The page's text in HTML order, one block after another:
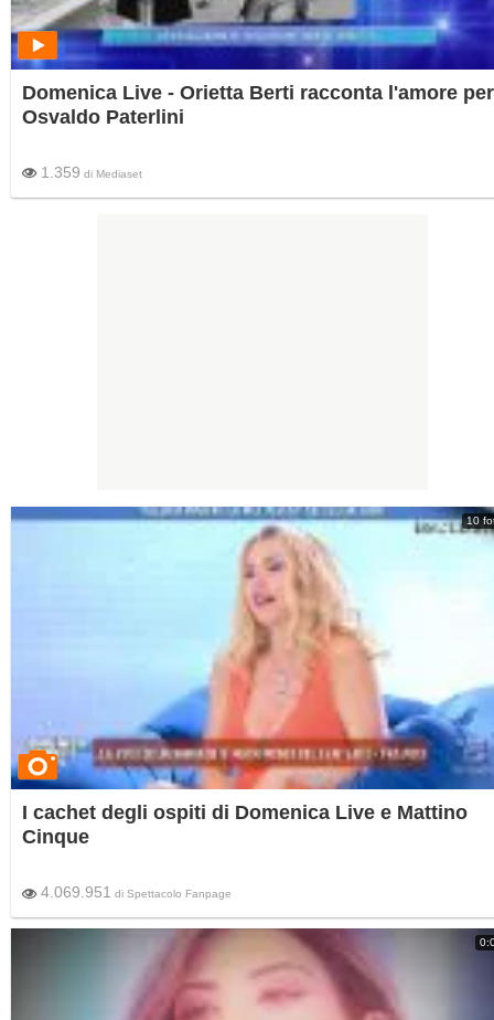
Domenica Live - Orietta Berti racconta l'amore per
Osvaldo Paterlini
1.359 di Mediaset
10
I cachet degli ospiti di Domenica Live e Mattino
Cinque
4.069.951 di Spettacolo Fanpage